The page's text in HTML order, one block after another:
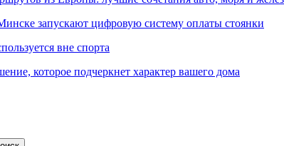
запускают цифровую систему оплаты стоянки
вне спорта
которое подчеркнет характер вашего дома